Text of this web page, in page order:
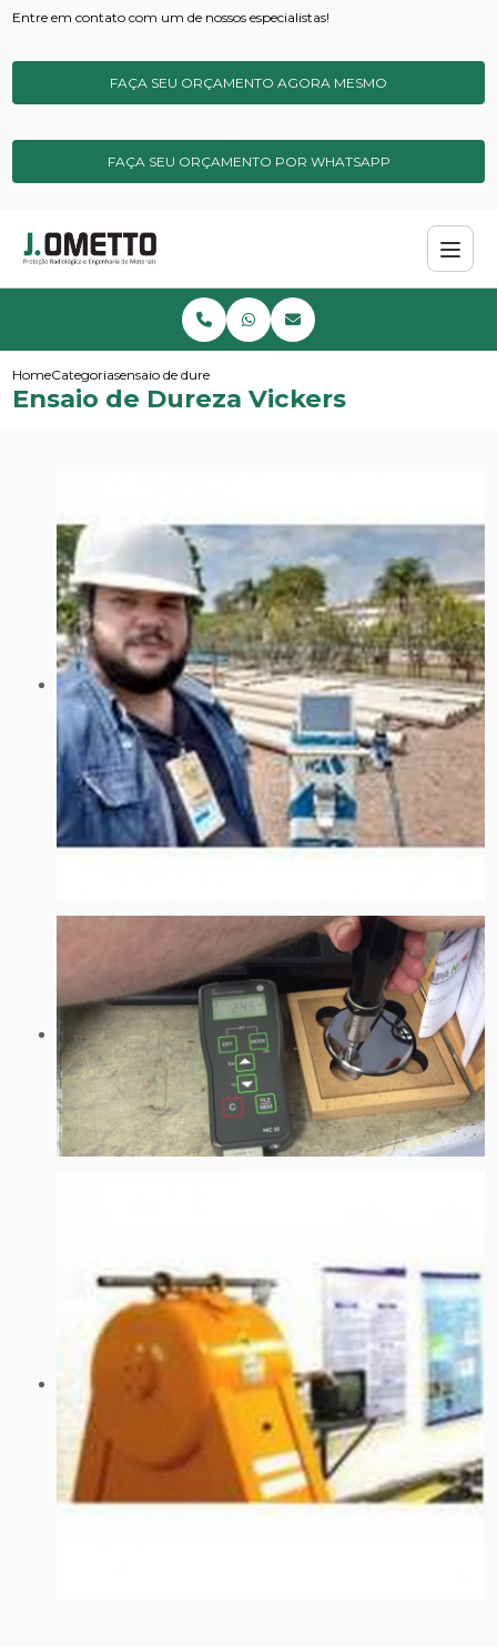
Entre em contato com um de nossos especialistas!
FAÇA SEU ORÇAMENTO AGORA MESMO
FAÇA SEU ORÇAMENTO POR WHATSAPP
HomeCategoriasensaio de dureza vickers
Ensaio de Dureza Vickers